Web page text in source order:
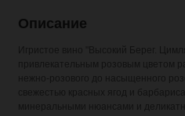
Описание